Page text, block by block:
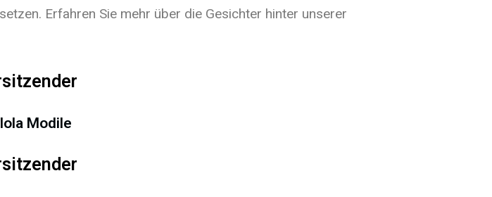
Erfahren Sie mehr über die Gesichter hinter unserer
Modile